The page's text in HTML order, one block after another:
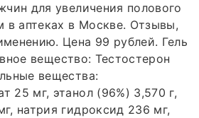
для увеличения полового
в аптеках в Москве. Отзывы,
Цена 99 рублей. Гель
вещество: Тестостерон
вещества:
25 мг, этанол (96%) 3,570 г,
натрия гидроксид 236 мг,